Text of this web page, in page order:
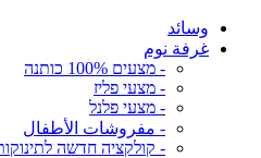
وسائد
غرفة نوم
- מצעים 100% כותנה
- מצעי פליז
- מצעי פלנל
- مفروشات الأطفال
- קולקציה חדשה